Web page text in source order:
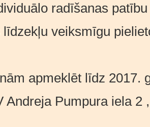
radīšanas
veiksmīgu
apmeklēt līdz 2017.
Andreja Pumpura iela 2